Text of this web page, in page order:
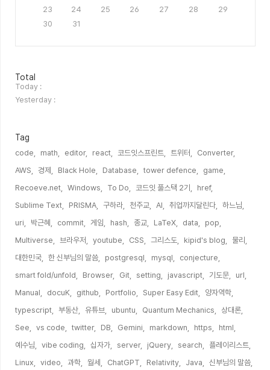
23
24 25 26 27 28
29
30
31
방
문
자
수
Total
Today :
Yesterday :
Tag
code, math, editor, react, 코드잇스프린트, 트위터,
Converter,
AWS,
경제, Black Hole, Database, tower defence,
game,
Recoeve.net,
Windows, To Do, 코드잇 풀스택 2기,
href,
Sublime Text,
PRISMA, 구하라, 천주교, AI, 취업까지달린다,
하느님,
uri,
박근혜, commit, 게임, hash, 종교, LaTeX, data,
pop,
Multiverse,
브라우저, youtube, CSS, 그리스도, kipid's blog,
물리,
대한민국,
한 신부님의 말씀, postgresql, mysql,
conjecture,
smart fold/unfold,
Browser, Git, setting, javascript, 기도문,
url,
Manual,
docuK, github, Portfolio, Super Easy Edit,
양자역학,
typescript,
부동산, 유튜브, ubuntu, Quantum Mechanics,
상대론,
See,
vs code, twitter, DB, Gemini, markdown, https,
html,
예수님,
vibe coding, 십자가, server, jQuery, search,
플레이리스트,
Linux,
video, 과학, 월세, ChatGPT, Relativity, Java, 신부님의 말씀,